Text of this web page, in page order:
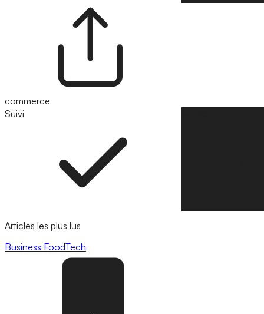
commerce
Suivi
Articles les plus lus
Business FoodTech